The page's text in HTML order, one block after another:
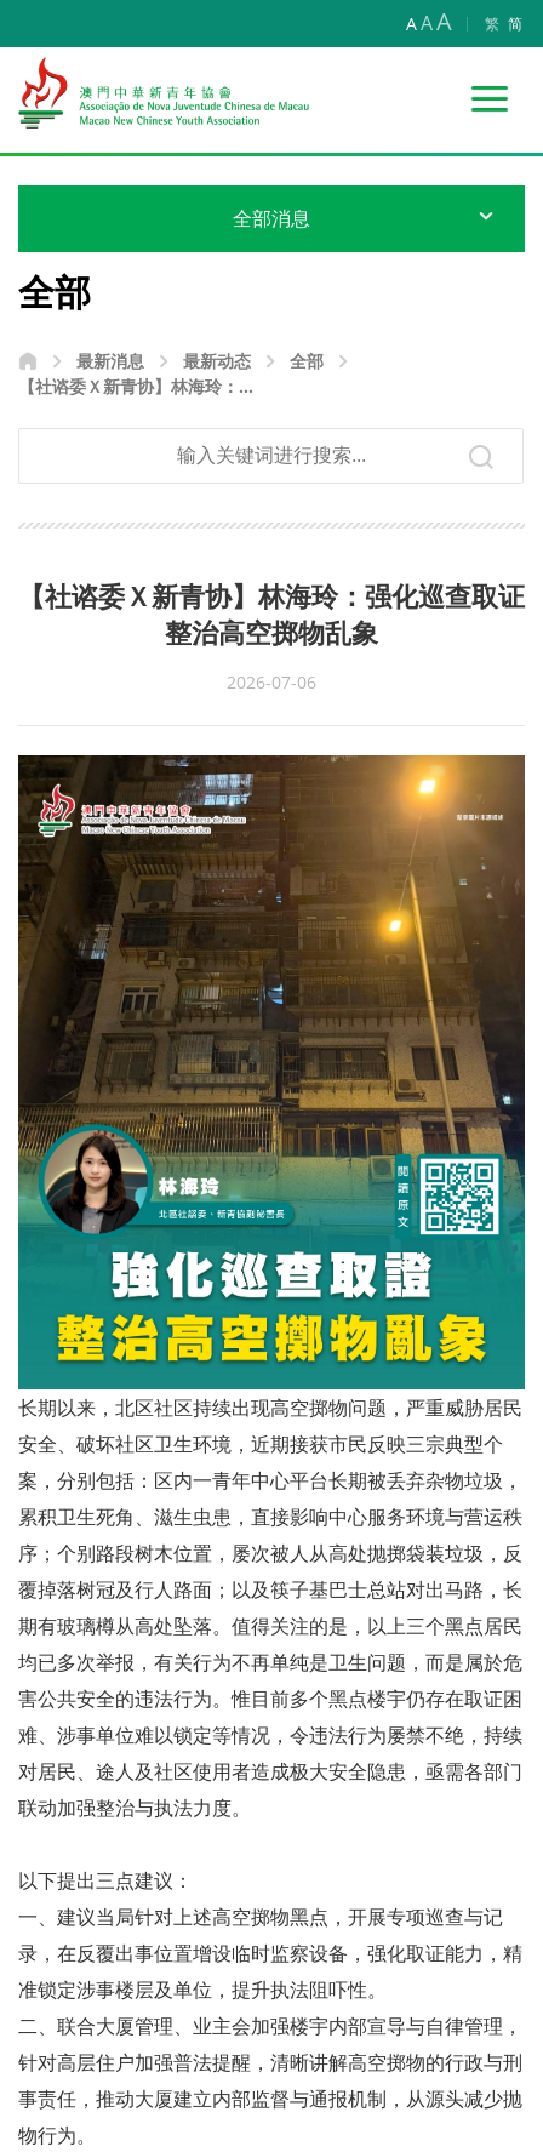
AAA 繁 简
全部消息
全部
最新消息 最新动态
全部
【社谘委Ｘ新青协】林海玲：强
【社谘委Ｘ新青协】林海玲：强化巡查取证
整治高空掷物乱象
2026-07-06
长期以来，北区社区持续出现高空掷物问题，严重威胁居民
安全、破坏社区卫生环境，近期接获市民反映三宗典型个
案，分别包括：区内一青年中心平台长期被丢弃杂物垃圾，
累积卫生死角、滋生虫患，直接影响中心服务环境与营运秩
序；个别路段树木位置，屡次被人从高处抛掷袋装垃圾，反
覆掉落树冠及行人路面；以及筷子基巴士总站对出马路，长
期有玻璃樽从高处坠落。值得关注的是，以上三个黑点居民
均已多次举报，有关行为不再单纯是卫生问题，而是属於危
害公共安全的违法行为。惟目前多个黑点楼宇仍存在取证困
难、涉事单位难以锁定等情况，令违法行为屡禁不绝，持续
对居民、途人及社区使用者造成极大安全隐患，亟需各部门
联动加强整治与执法力度。
以下提出三点建议：
一、建议当局针对上述高空掷物黑点，开展专项巡查与记
录，在反覆出事位置增设临时监察设备，强化取证能力，精
准锁定涉事楼层及单位，提升执法阻吓性。
二、联合大厦管理、业主会加强楼宇内部宣导与自律管理，
针对高层住户加强普法提醒，清晰讲解高空掷物的行政与刑
事责任，推动大厦建立内部监督与通报机制，从源头减少抛
物行为。